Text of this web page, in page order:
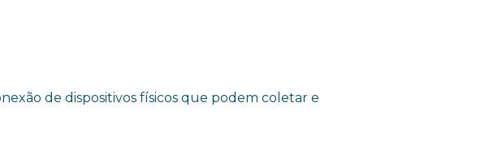
de dispositivos físicos que podem coletar e